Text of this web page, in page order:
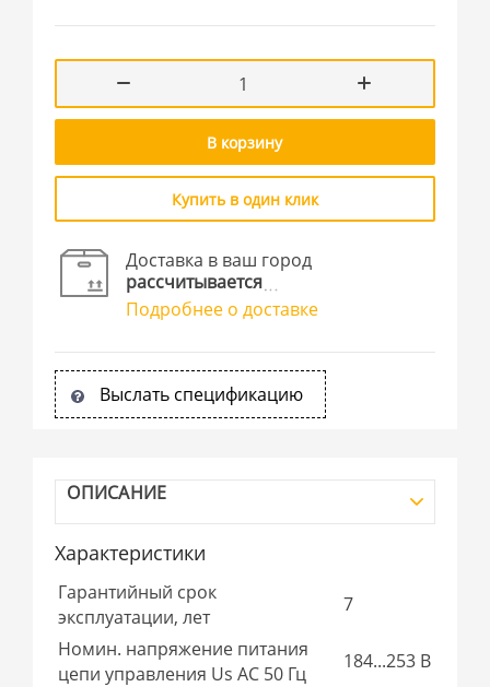
В корзину
Купить в один клик
Доставка в ваш город
рассчитывается
Подробнее о доставке
Выслать спецификацию
ОПИСАНИЕ
Характеристики
Гарантийный срок
эксплуатации, лет
7
Номин. напряжение питания
цепи управления Us AC 50 Гц
184...253 В